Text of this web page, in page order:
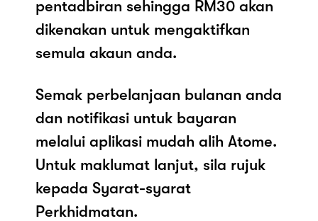
pentadbiran sehingga RM30 akan
dikenakan untuk mengaktifkan
semula akaun anda.
Semak perbelanjaan bulanan anda
dan notifikasi untuk bayaran
melalui aplikasi mudah alih Atome.
Untuk maklumat lanjut, sila rujuk
kepada Syarat-syarat
Perkhidmatan.